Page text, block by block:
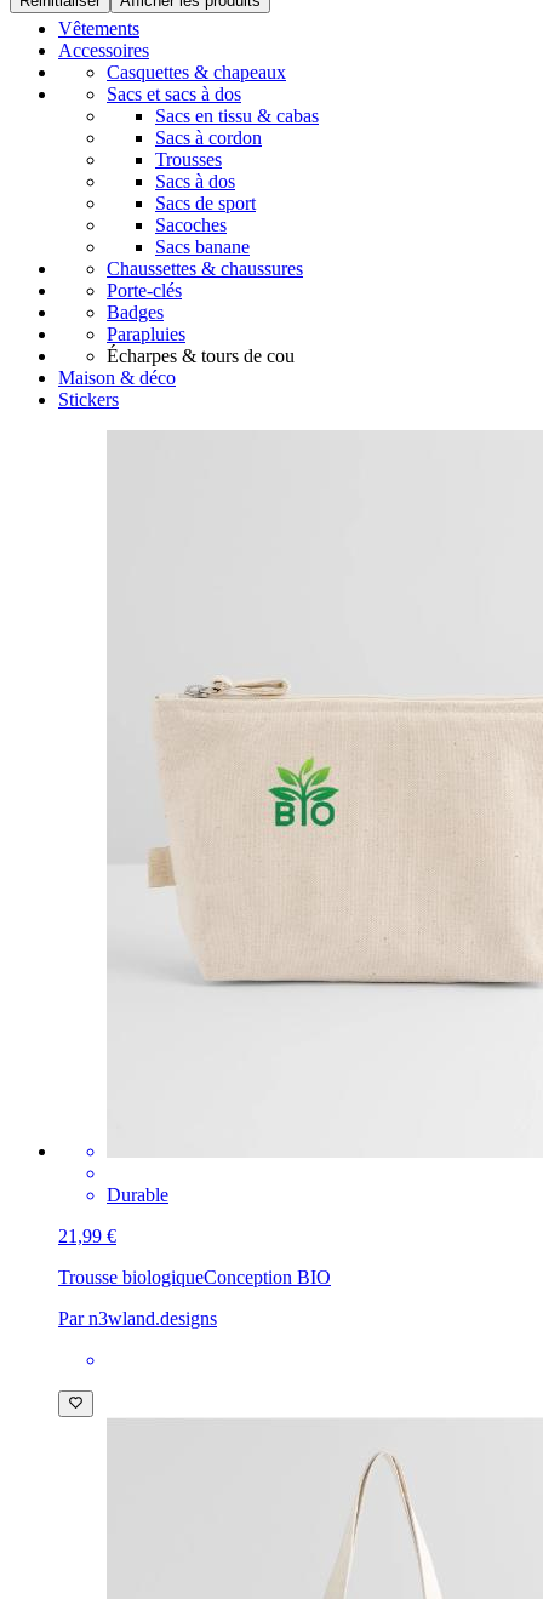
Vêtements
Accessoires
Casquettes & chapeaux
Sacs et sacs à dos
Sacs en tissu & cabas
Sacs à cordon
Trousses
Sacs à dos
Sacs de sport
Sacoches
Sacs banane
Chaussettes & chaussures
Porte-clés
Badges
Parapluies
Écharpes & tours de cou
Maison & déco
Stickers
Durable
21,99 €
Trousse biologiqueConception BIO
Par n3wland.designs